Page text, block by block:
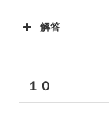
解答
１０